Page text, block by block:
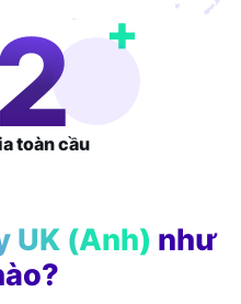
+
toàn cầu
UK (Anh) như